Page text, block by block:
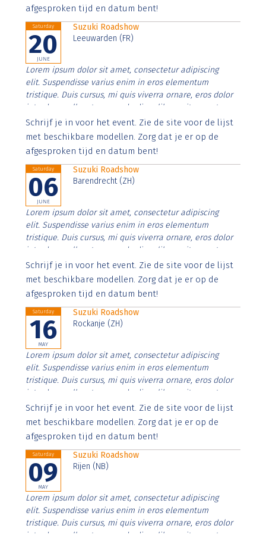
afgesproken tijd en datum bent!
Saturday
20
JUNE
Suzuki Roadshow
Leeuwarden (FR)
Lorem ipsum dolor sit amet, consectetur adipiscing
elit. Suspendisse varius enim in eros elementum
tristique. Duis cursus, mi quis viverra ornare, eros dolor
interdum nulla, ut commodo diam libero vitae erat.
Aenean faucibus nibh et justo cursus id rutrum lorem
imperdiet. Nunc ut sem vitae risus tristique posuere.
Schrijf je in voor het event. Zie de site voor de lijst
met beschikbare modellen. Zorg dat je er op de
afgesproken tijd en datum bent!
Saturday
06
JUNE
Suzuki Roadshow
Barendrecht (ZH)
Lorem ipsum dolor sit amet, consectetur adipiscing
elit. Suspendisse varius enim in eros elementum
tristique. Duis cursus, mi quis viverra ornare, eros dolor
interdum nulla, ut commodo diam libero vitae erat.
Aenean faucibus nibh et justo cursus id rutrum lorem
imperdiet. Nunc ut sem vitae risus tristique posuere.
Schrijf je in voor het event. Zie de site voor de lijst
met beschikbare modellen. Zorg dat je er op de
afgesproken tijd en datum bent!
Saturday
16
MAY
Suzuki Roadshow
Rockanje (ZH)
Lorem ipsum dolor sit amet, consectetur adipiscing
elit. Suspendisse varius enim in eros elementum
tristique. Duis cursus, mi quis viverra ornare, eros dolor
interdum nulla, ut commodo diam libero vitae erat.
Aenean faucibus nibh et justo cursus id rutrum lorem
imperdiet. Nunc ut sem vitae risus tristique posuere.
Schrijf je in voor het event. Zie de site voor de lijst
met beschikbare modellen. Zorg dat je er op de
afgesproken tijd en datum bent!
Saturday
09
MAY
Suzuki Roadshow
Rijen (NB)
Lorem ipsum dolor sit amet, consectetur adipiscing
elit. Suspendisse varius enim in eros elementum
tristique. Duis cursus, mi quis viverra ornare, eros dolor
interdum nulla, ut commodo diam libero vitae erat.